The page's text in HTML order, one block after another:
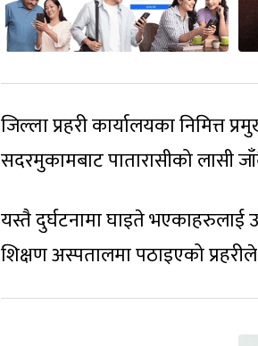
जिल्ला प्रहरी कार्यालयका निमित्त
सदरमुकामबाट पातारासीको लासी
यस्तै दुर्घटनामा घाइते भएकाहरुलाई
शिक्षण अस्पतालमा पठाइएको